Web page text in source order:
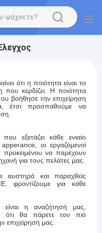
ότι η ποιότητα είναι το
που κερδίζει. Η ποιότητα
βοήθησε την επιχείρηση
έτσι προσπαθούμε να
εξετάζει κάθε ενιαίο
οι εργαζόμενοί
να παρέχουν
για τους πελάτες μας.
αυστηρά και παραχθείς
για κάθε
η αναζήτησή μας,
ότι θα πάρετε τον πιό
επιχείρησή μας.